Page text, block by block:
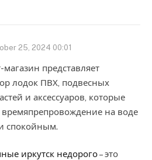
25, 2024 00:01
представляет
лодок ПВХ, подвесных
и аксессуаров, которые
на воде
спокойным.
иркутск недорого– это